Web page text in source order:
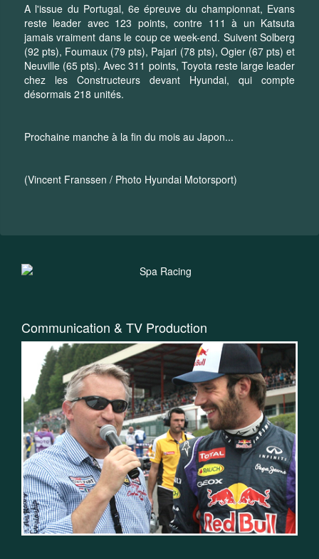
A l'issue du Portugal, 6e épreuve du championnat, Evans
reste leader avec 123 points, contre 111 à un Katsuta
jamais vraiment dans le coup ce week-end. Suivent Solberg
(92 pts), Foumaux (79 pts), Pajari (78 pts), Ogier (67 pts) et
Neuville (65 pts). Avec 311 points, Toyota reste large leader
chez les Constructeurs devant Hyundai, qui compte
désormais 218 unités.
Prochaine manche à la fin du mois au Japon...
(Vincent Franssen / Photo Hyundai Motorsport)
Communication & TV Production